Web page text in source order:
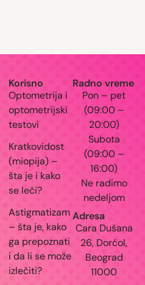
Korisno
Optometrija i
optometrijski
testovi
Kratkovidost
(miopija) –
šta je i kako
se leči?
Astigmatizam
– šta je, kako
ga prepoznati
i da li se može
izlečiti?
Radno vreme
Pon – pet
(09:00 –
20:00)
Subota
(09:00 –
16:00)
Ne radimo
nedeljom
Adresa
Cara Dušana
26, Dorćol,
Beograd
11000